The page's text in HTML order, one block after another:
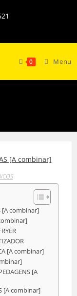
0 Menu
[A combinar]
[A combinar]
[A
[A combinar]